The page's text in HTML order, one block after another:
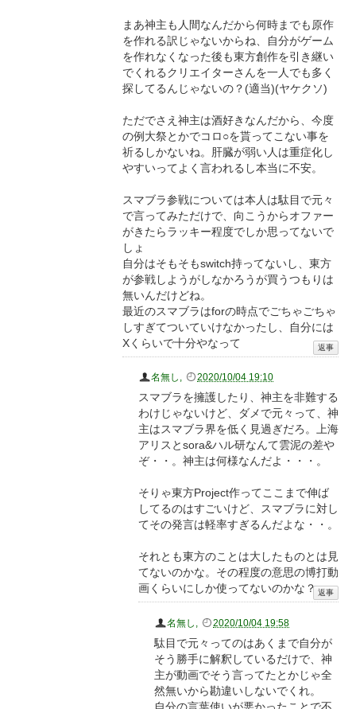
まあ神主も人間なんだから何時までも原作
を作れる訳じゃないからね、自分がゲーム
を作れなくなった後も東方創作を引き継い
でくれるクリエイターさんを一人でも多く
探してるんじゃないの？(適当)(ヤケクソ)
ただでさえ神主は酒好きなんだから、今度
の例大祭とかでコロ○を貰ってこない事を
祈るしかないね。肝臓が弱い人は重症化し
やすいってよく言われるし本当に不安。
スマブラ参戦については本人は駄目で元々
で言ってみただけで、向こうからオファー
がきたらラッキー程度でしか思ってないで
しょ
自分はそもそもswitch持ってないし、東方
が参戦しようがしなかろうが買うつもりは
無いんだけどね。
最近のスマブラはforの時点でごちゃごちゃ
しすぎてついていけなかったし、自分には
Xくらいで十分やなって
名無し 2020/10/04 19:10
スマブラを擁護したり、神主を非難する
わけじゃないけど、ダメで元々って、神
主はスマブラ界を低く見過ぎだろ。上海
アリスとsora&ハル研なんて雲泥の差や
ぞ・・。神主は何様なんだよ・・・。
そりゃ東方Project作ってここまで伸ば
してるのはすごいけど、スマブラに対し
てその発言は軽率すぎるんだよな・・。
それとも東方のことは大したものとは見
てないのかな。その程度の意思の博打動
画くらいにしか使ってないのかな？
名無し 2020/10/04 19:58
駄目で元々ってのはあくまで自分が
そう勝手に解釈しているだけで、神
主が動画でそう言ってたとかじゃ全
然無いから勘違いしないでくれ。
自分の言葉使いが悪かったことで不